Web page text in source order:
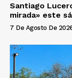
Santiago
mirada» este
7 De Agosto De